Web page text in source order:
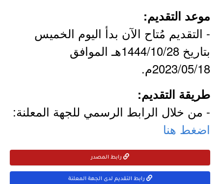
موعد التقديم:
- التقديم مُتاح الآن بدأ اليوم الخميس
بتاريخ 1444/10/28هـ الموافق
2023/05/18م.
طريقة التقديم:
- من خلال الرابط الرسمي للجهة المعلنة:
اضغط هنا
رابط المصدر
رابط التقديم لدى الجهة المعلنة